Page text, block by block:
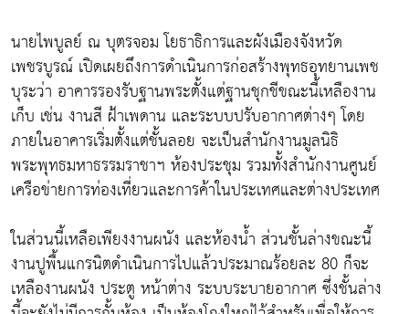
นายไพบูลย์ ณ บุตรจอม โยธาธิการและผังเมืองจังหวัด
เพชรบูรณ์ เปิดเผยถึงการดำเนินการก่อสร้างพุทธอุทยานเพช
บุระว่า อาคารรองรับฐานพระตั้งแต่ฐานชุกชีขณะนี้เหลืองาน
เก็บ เช่น งานสี ฝ้าเพดาน และระบบปรับอากาศต่างๆ โดย
ภายในอาคารเริ่มตั้งแต่ชั้นลอย จะเป็นสำนักงานมูลนิธิ
พระพุทธมหาธรรมราชาฯ ห้องประชุม รวมทั้งสำนักงานศูนย์
เครือข่ายการท่องเที่ยวและการค้าในประเทศและต่างประเทศ
ในส่วนนี้เหลือเพียงงานผนัง และห้องน้ำ ส่วนชั้นล่างขณะนี้
งานปูพื้นแกรนิตดำเนินการไปแล้วประมาณร้อยละ 80 ก็จะ
เหลืองานผนัง ประตู หน้าต่าง ระบบระบายอากาศ ซึ่งชั้นล่าง